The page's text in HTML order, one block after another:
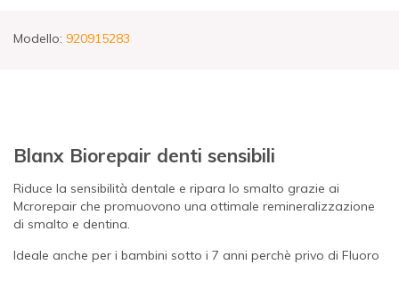
Modello: 920915283
Blanx Biorepair denti sensibili
Riduce la sensibilità dentale e ripara lo smalto grazie ai
Mcrorepair che promuovono una ottimale remineralizzazione
di smalto e dentina.
Ideale anche per i bambini sotto i 7 anni perchè privo di Fluoro